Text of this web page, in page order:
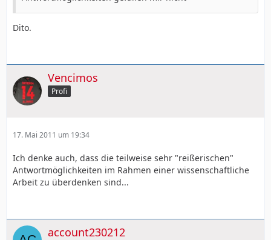
Dito.
Vencimos
Profi
17. Mai 2011 um 19:34
Ich denke auch, dass die teilweise sehr "reißerischen"
Antwortmöglichkeiten im Rahmen einer wissenschaftliche
Arbeit zu überdenken sind...
account230212